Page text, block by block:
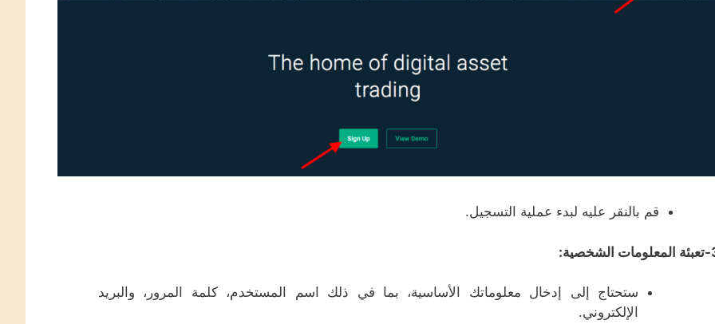
قم بالنقر عليه لبدء عملية التسجيل.
ستحتاج إلى إدخال معلوماتك الأساسية، بما في ذلك اسم المستخدم، كلمة المرور، والبريد
الإلكتروني.